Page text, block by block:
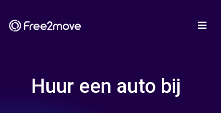
Huur een auto bij